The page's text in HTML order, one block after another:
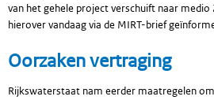
van het gehele project verschuift naar medio
hierover vandaag via de MIRT-brief
Oorzaken vertraging
Rijkswaterstaat nam eerder maatregelen